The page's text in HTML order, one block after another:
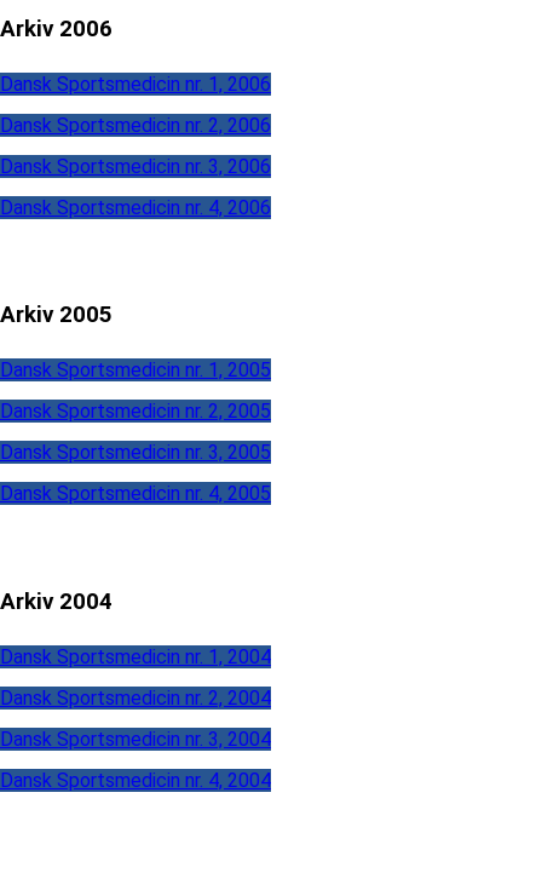
Arkiv 2006
Dansk Sportsmedicin nr. 1, 2006
Dansk Sportsmedicin nr. 2, 2006
Dansk Sportsmedicin nr. 3, 2006
Dansk Sportsmedicin nr. 4, 2006
Arkiv 2005
Dansk Sportsmedicin nr. 1, 2005
Dansk Sportsmedicin nr. 2, 2005
Dansk Sportsmedicin nr. 3, 2005
Dansk Sportsmedicin nr. 4, 2005
Arkiv 2004
Dansk Sportsmedicin nr. 1, 2004
Dansk Sportsmedicin nr. 2, 2004
Dansk Sportsmedicin nr. 3, 2004
Dansk Sportsmedicin nr. 4, 2004